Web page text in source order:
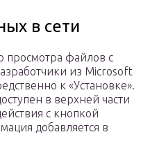
в сети
просмотра файлов с
из Microsoft
к «Установке».
в верхней части
с кнопкой
добавляется в